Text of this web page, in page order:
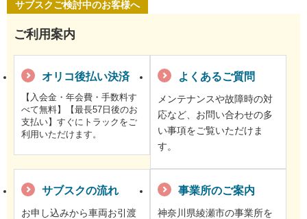
サブスクご検討中のお客様へ
ご利用案内
オリコ後払い決済
【入会金・年会費・手数料す
べて無料】【最長57日後のお
支払い】すぐにトラックをご
利用いただけます。
よくあるご質問
メンテナンスや故障時の対
応など、お問い合わせの多
い事項をご覧いただけま
す。
サブスクの流れ
お申し込みから車両お引渡
事業所のご案内
神奈川県綾瀬市の事業所を